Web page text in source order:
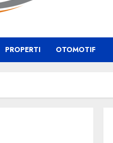
PROPERTI OTOMOTIF